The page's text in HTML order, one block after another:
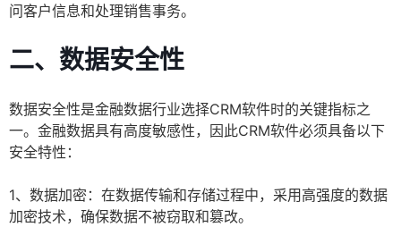
问客户信息和处理销售事务。
二、数据安全性
数据安全性是金融数据行业选择CRM软件时的关键指标之
一。金融数据具有高度敏感性，因此CRM软件必须具备以下
安全特性：
1、数据加密：在数据传输和存储过程中，采用高强度的数据
加密技术，确保数据不被窃取和篡改。